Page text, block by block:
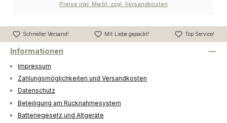
Preise inkl. MwSt. zzgl. Versandkosten
Schneller Versand! Mit Liebe gepackt! Top Service!
Informationen
Impressum
Zahlungsmöglichkeiten und Versandkosten
Datenschutz
Beteiligung am Rücknahmesystem
Batteriegesetz und Altgeräte